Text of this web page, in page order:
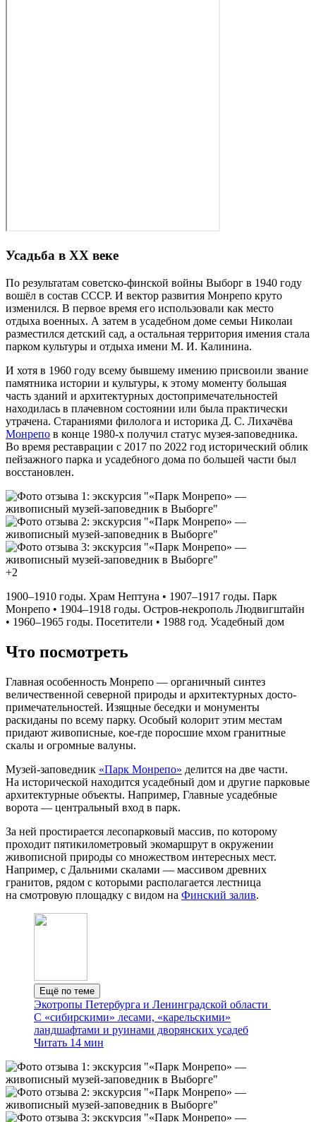
Усадьба в XX веке
По результатам советско‑финской войны Выборг в 1940 году
вошёл в состав СССР. И вектор развития Монрепо круто
изменился. В первое время его использовали как место
отдыха военных. А затем в усадебном доме семьи Николаи
разместился детский сад, а остальная территория имения стала
парком культуры и отдыха имени М. И. Калинина.
И хотя в 1960 году всему бывшему имению присвоили звание
памятника истории и культуры, к этому моменту большая
часть зданий и архитектурных до­сто­при­ме­ча­тель­но­стей
находилась в плачевном состоянии или была практически
утрачена. Стараниями филолога и историка Д. С. Лихачёва
Монрепо в конце 1980‑х получил статус музея‑заповедника.
Во время реставрации с 2017 по 2022 год исторический облик
пейзажного парка и усадебного дома по большей части был
восстановлен.
+2
1900–1910 годы. Храм Нептуна • 1907–1917 годы. Парк
Монрепо • 1904–1918 годы. Остров‑некрополь Людвигштайн
• 1960–1965 годы. Посетители • 1988 год. Усадебный дом
Что посмотреть
Главная особенность Монрепо — органичный синтез
величественной северной природы и архитектурных до­сто­
при­ме­ча­тель­но­стей. Изящные беседки и монументы
раскиданы по всему парку. Особый колорит этим местам
придают живописные, кое‑где поросшие мхом гранитные
скалы и огромные валуны.
Музей‑заповедник «Парк Монрепо» делится на две части.
На исторической находится усадебный дом и другие парковые
архитектурные объекты. Например, Главные усадебные
ворота — центральный вход в парк.
За ней простирается лесопарковый массив, по которому
проходит пятикилометровый экомаршрут в окружении
живописной природы со множеством интересных мест.
Например, с Дальними скалами — массивом древних
гранитов, рядом с которыми располагается лестница
на смотровую площадку с видом на Финский залив.
Ещё по теме
Экотропы Петербурга и Ленинградской области
С «сибирскими» лесами, «карельскими»
ландшафтами и руинами дворянских усадеб
Читать 14 мин